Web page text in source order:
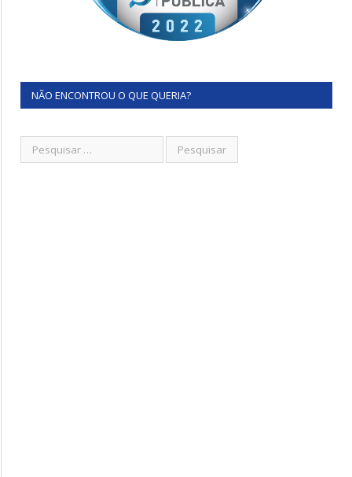
NÃO ENCONTROU O QUE QUERIA?